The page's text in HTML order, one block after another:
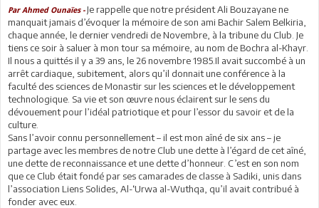
Par Ahmed Ounaïes -Je rappelle que notre président Ali Bouzayane ne
manquait jamais d’évoquer la mémoire de son ami Bachir Salem Belkiria,
chaque année, le dernier vendredi de Novembre, à la tribune du Club. Je
tiens ce soir à saluer à mon tour sa mémoire, au nom de Bochra al-Khayr.
Il nous a quittés il y a 39 ans, le 26 novembre 1985.Il avait succombé à un
arrêt cardiaque, subitement, alors qu’il donnait une conférence à la
faculté des sciences de Monastir sur les sciences et le développement
technologique. Sa vie et son œuvre nous éclairent sur le sens du
dévouement pour l’idéal patriotique et pour l’essor du savoir et de la
culture.
Sans l’avoir connu personnellement – il est mon aîné de six ans – je
partage avec les membres de notre Club une dette à l’égard de cet aîné,
une dette de reconnaissance et une dette d’honneur. C’est en son nom
que ce Club était fondé par ses camarades de classe à Sadiki, unis dans
l’association Liens Solides, Al-‘Urwa al-Wuthqa, qu’il avait contribué à
fonder avec eux.